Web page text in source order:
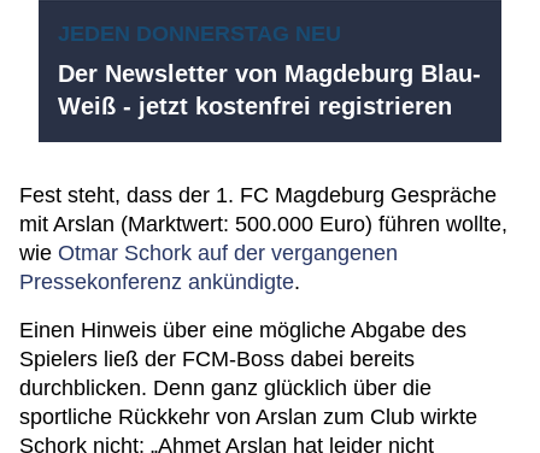
JEDEN DONNERSTAG NEU
Der Newsletter von Magdeburg Blau-
Weiß - jetzt kostenfrei registrieren
Fest steht, dass der 1. FC Magdeburg Gespräche
mit Arslan (Marktwert: 500.000 Euro) führen wollte,
wie Otmar Schork auf der vergangenen
Pressekonferenz ankündigte.
Einen Hinweis über eine mögliche Abgabe des
Spielers ließ der FCM-Boss dabei bereits
durchblicken. Denn ganz glücklich über die
sportliche Rückkehr von Arslan zum Club wirkte
Schork nicht: „Ahmet Arslan hat leider nicht